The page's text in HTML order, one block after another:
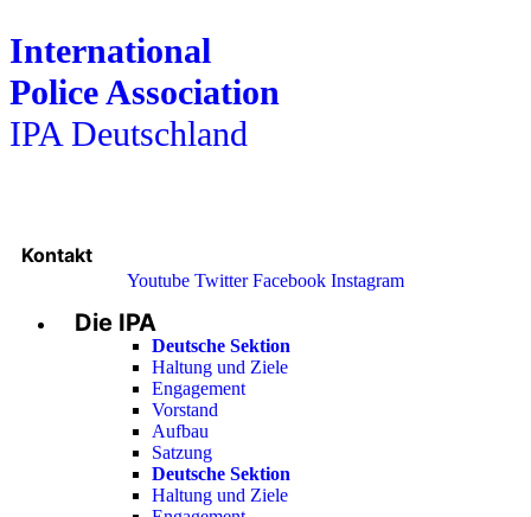
International
Police Association
IPA Deutschland
Kontakt
Youtube Twitter Facebook Instagram
Menu
Die IPA
Deutsche Sektion
Haltung und Ziele
Engagement
Vorstand
Aufbau
Satzung
Deutsche Sektion
Haltung und Ziele